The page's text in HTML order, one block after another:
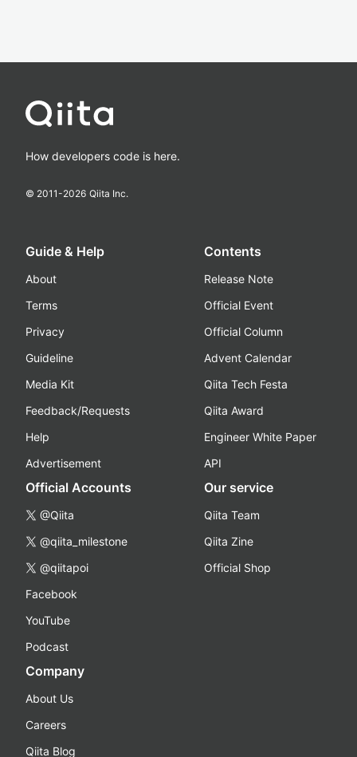
How developers code is here.
© 2011-2026 Qiita Inc.
Guide & Help
About
Terms
Privacy
Guideline
Media Kit
Feedback/Requests
Help
Advertisement
Contents
Release Note
Official Event
Official Column
Advent Calendar
Qiita Tech Festa
Qiita Award
Engineer White Paper
API
Official Accounts
@Qiita
@qiita_milestone
@qiitapoi
Facebook
YouTube
Podcast
Our service
Qiita Team
Qiita Zine
Official Shop
Company
About Us
Careers
Qiita Blog